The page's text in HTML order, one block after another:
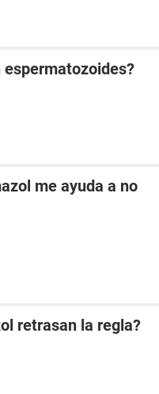
me ayuda a no
retrasan la regla?